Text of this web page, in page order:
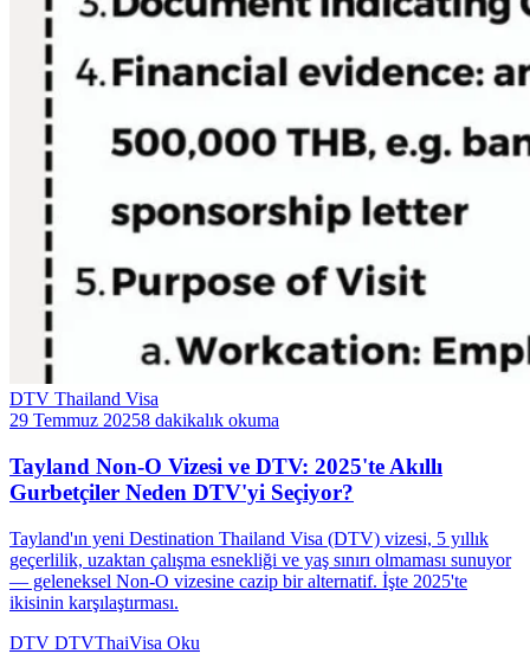
DTV Thailand Visa
29 Temmuz 20258 dakikalık okuma
Tayland Non-O Vizesi ve DTV: 2025'te Akıllı
Gurbetçiler Neden DTV'yi Seçiyor?
Tayland'ın yeni Destination Thailand Visa (DTV) vizesi, 5 yıllık
geçerlilik, uzaktan çalışma esnekliği ve yaş sınırı olmaması sunuyor
— geleneksel Non-O vizesine cazip bir alternatif. İşte 2025'te
ikisinin karşılaştırması.
DTV DTVThaiVisa Oku